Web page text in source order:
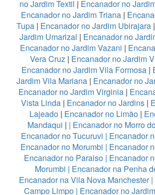
no Jardim Textil | Encanador no
Encanador no Jardim Triana|
Tupa | Encanador no Jardim Ubirajara |
Jardim Umarizal | Encanador no
Encanador no Jardim Vazani |
Vera Cruz | Encanador no Jardim
Encanador no Jardim Vila Formosa|
Jardim Vila Mariana| Encanador no
Encanador no Jardim Virginia|
Vista Linda | Encanador no Jardins |
Lajeado | Encanador no Limão |
Mandaqui | | Encanador no Morro
Encanador no Tucuruvi | Encanador
Encanador no Morumbi | Encanador
Encanador no Paraiso | Encanador
Morumbi | Encanador na Penha
Encanador na Vila Nova Manchester|
Campo Limpo | Encanador no